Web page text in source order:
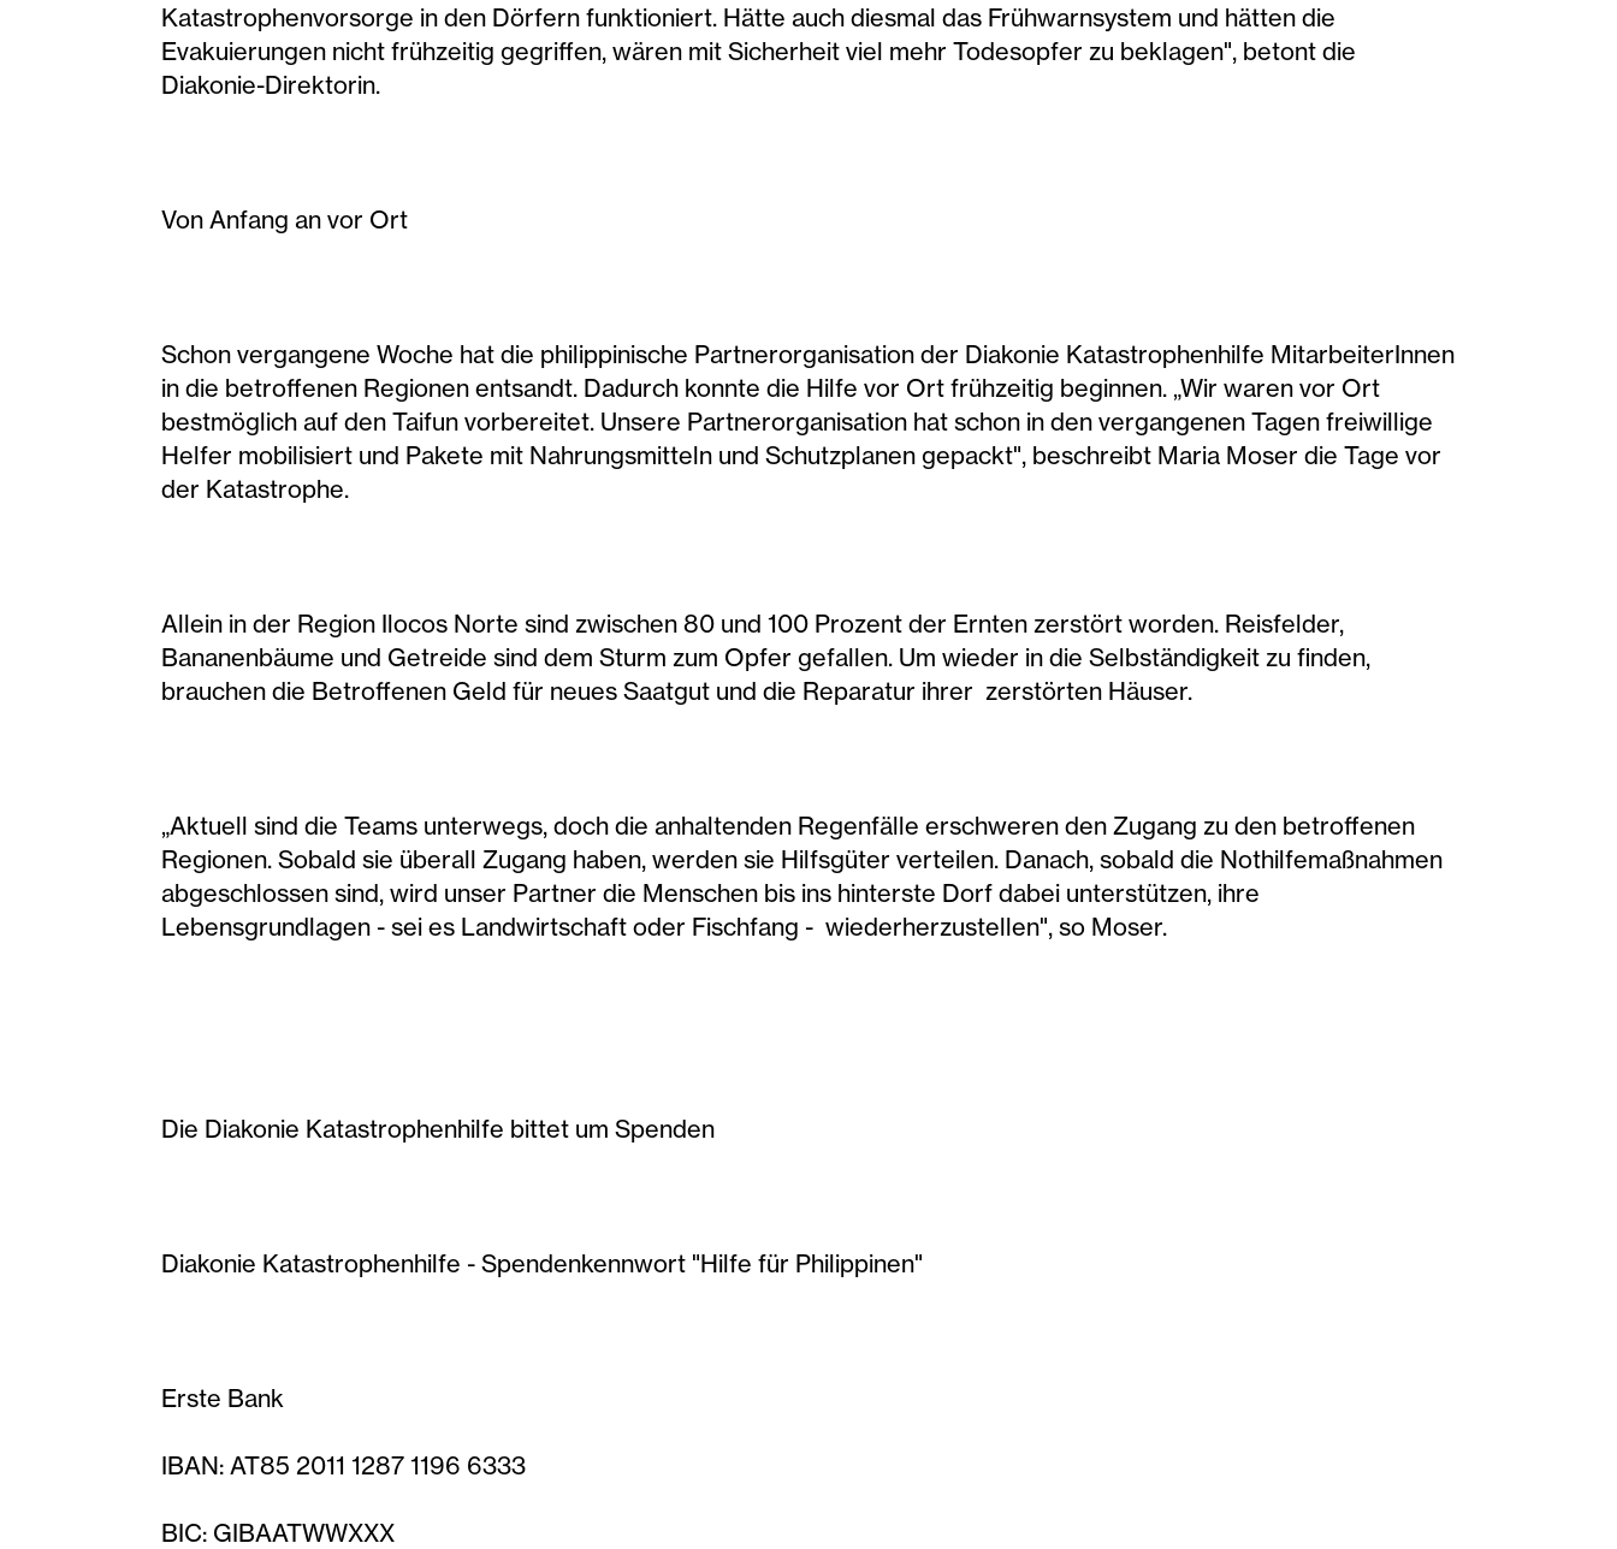
Katastrophenvorsorge in den Dörfern funktioniert. Hätte auch diesmal das Frühwarnsystem und hätten die
Evakuierungen nicht frühzeitig gegriffen, wären mit Sicherheit viel mehr Todesopfer zu beklagen", betont die
Diakonie-Direktorin.
Von Anfang an vor Ort
Schon vergangene Woche hat die philippinische Partnerorganisation der Diakonie Katastrophenhilfe MitarbeiterInnen
in die betroffenen Regionen entsandt. Dadurch konnte die Hilfe vor Ort frühzeitig beginnen. „Wir waren vor Ort
bestmöglich auf den Taifun vorbereitet. Unsere Partnerorganisation hat schon in den vergangenen Tagen freiwillige
Helfer mobilisiert und Pakete mit Nahrungsmitteln und Schutzplanen gepackt", beschreibt Maria Moser die Tage vor
der Katastrophe.
Allein in der Region Ilocos Norte sind zwischen 80 und 100 Prozent der Ernten zerstört worden. Reisfelder,
Bananenbäume und Getreide sind dem Sturm zum Opfer gefallen. Um wieder in die Selbständigkeit zu finden,
brauchen die Betroffenen Geld für neues Saatgut und die Reparatur ihrer zerstörten Häuser.
„Aktuell sind die Teams unterwegs, doch die anhaltenden Regenfälle erschweren den Zugang zu den betroffenen
Regionen. Sobald sie überall Zugang haben, werden sie Hilfsgüter verteilen. Danach, sobald die Nothilfemaßnahmen
abgeschlossen sind, wird unser Partner die Menschen bis ins hinterste Dorf dabei unterstützen, ihre
Lebensgrundlagen - sei es Landwirtschaft oder Fischfang - wiederherzustellen", so Moser.
Die Diakonie Katastrophenhilfe bittet um Spenden
Diakonie Katastrophenhilfe - Spendenkennwort "Hilfe für Philippinen"
Erste Bank
IBAN: AT85 2011 1287 1196 6333
BIC: GIBAATWWXXX